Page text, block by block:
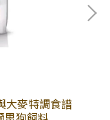
大麥特調食譜